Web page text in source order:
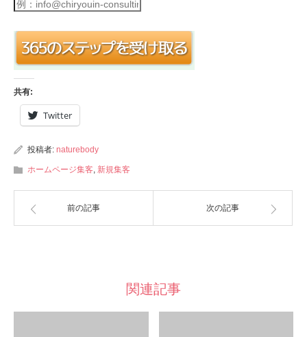
共有:
Twitter
投稿者: naturebody
ホームページ集客, 新規集客
前の記事 次の記事
関連記事